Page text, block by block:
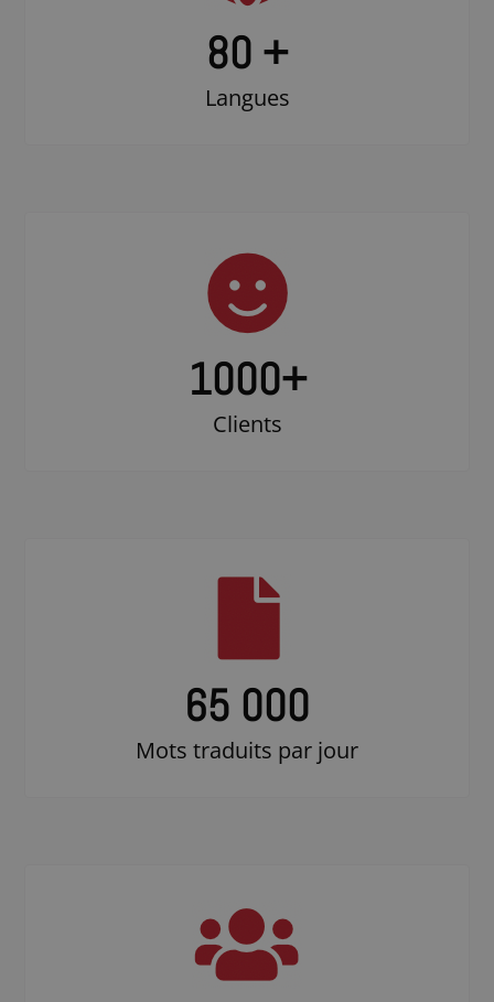
80 +
Langues
1000+
Clients
65 000
Mots traduits par jour